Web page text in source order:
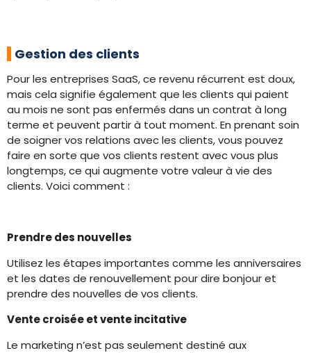
Gestion des clients
Pour les entreprises SaaS, ce revenu récurrent est doux,
mais cela signifie également que les clients qui paient
au mois ne sont pas enfermés dans un contrat à long
terme et peuvent partir à tout moment. En prenant soin
de soigner vos relations avec les clients, vous pouvez
faire en sorte que vos clients restent avec vous plus
longtemps, ce qui augmente votre valeur à vie des
clients. Voici comment :
Prendre des nouvelles
Utilisez les étapes importantes comme les anniversaires
et les dates de renouvellement pour dire bonjour et
prendre des nouvelles de vos clients.
Vente croisée et vente incitative
Le marketing n’est pas seulement destiné aux